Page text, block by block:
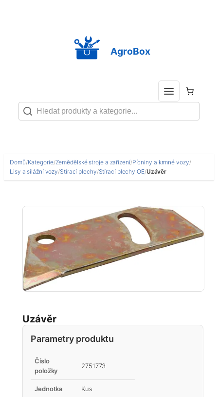
AgroBox
Domů/Kategorie/Zemědělské stroje a zařízení/Pícniny a krmné vozy/
Lisy a silážní vozy/Stírací plechy/Stírací plechy OE/Uzávěr
Uzávěr
Parametry produktu
Číslo
položky
2751773
Jednotka Kus